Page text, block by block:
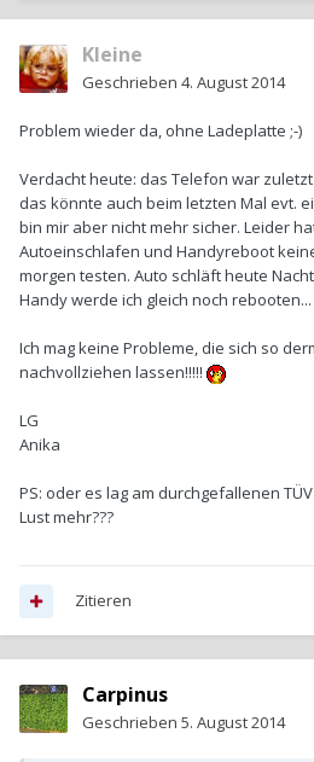
Kleine
Geschrieben 4. August 2014
Problem wieder da, ohne Ladeplatte ;-)
Verdacht heute: das Telefon war
das könnte auch beim letzten Mal evt.
bin mir aber nicht mehr sicher. Leider
Autoeinschlafen und Handyreboot
morgen testen. Auto schläft heute
Handy werde ich gleich noch rebooten...
Ich mag keine Probleme, die sich so
nachvollziehen lassen!!!!!
LG
Anika
PS: oder es lag am durchgefallenen
Lust mehr???
Zitieren
Carpinus
Geschrieben 5. August 2014